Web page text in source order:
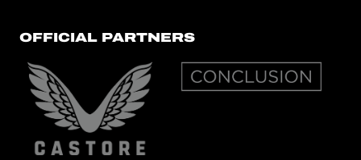
OFFICIAL PARTNERS